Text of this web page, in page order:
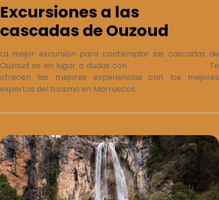
Excursiones a las
cascadas de Ouzoud
La mejor excursión para contemplar las cascadas de
Ouzoud es sin lugar a dudas con
. Te
ofrecen las mejores experiencias con los mejores
expertos del turismo en Marruecos.